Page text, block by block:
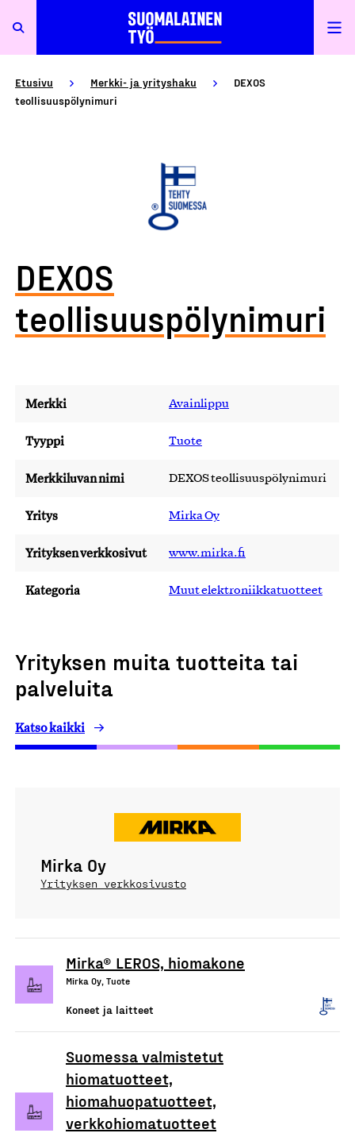
Etusivu Merkki- ja yrityshaku
DEXOS
teollisuuspölynimuri
DEXOS
teollisuuspölynimuri
Merkki Avainlippu
Tyyppi Tuote
Merkkiluvan nimi DEXOS teollisuuspölynimuri
Yritys Mirka Oy
Yrityksen verkkosivut www.mirka.fi
Kategoria Muut elektroniikkatuotteet
Yrityksen muita tuotteita tai
palveluita
Katso kaikki
Mirka Oy
Yrityksen verkkosivusto
Mirka® LEROS, hiomakone
Mirka Oy, Tuote
Koneet ja laitteet
Suomessa valmistetut
hiomatuotteet,
hiomahuopatuotteet,
verkkohiomatuotteet